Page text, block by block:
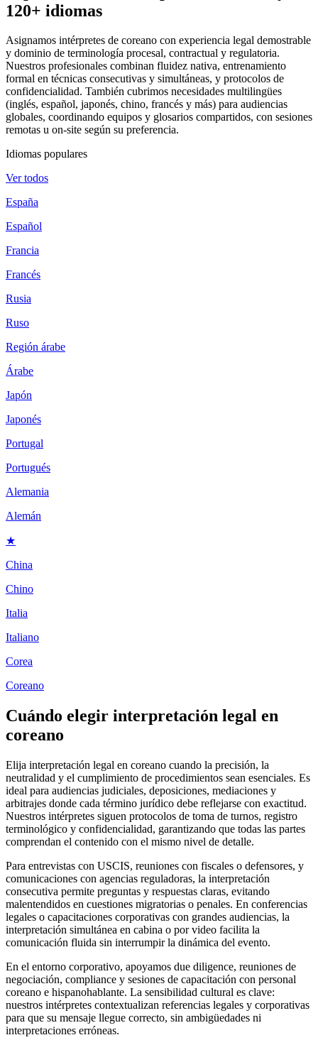
120+ idiomas
Asignamos intérpretes de coreano con experiencia legal demostrable
y dominio de terminología procesal, contractual y regulatoria.
Nuestros profesionales combinan fluidez nativa, entrenamiento
formal en técnicas consecutivas y simultáneas, y protocolos de
confidencialidad. También cubrimos necesidades multilingües
(inglés, español, japonés, chino, francés y más) para audiencias
globales, coordinando equipos y glosarios compartidos, con sesiones
remotas u on‑site según su preferencia.
Idiomas populares
Ver todos
España
Español
Francia
Francés
Rusia
Ruso
Región árabe
Árabe
Japón
Japonés
Portugal
Portugués
Alemania
Alemán
★
China
Chino
Italia
Italiano
Corea
Coreano
Cuándo elegir interpretación legal en
coreano
Elija interpretación legal en coreano cuando la precisión, la
neutralidad y el cumplimiento de procedimientos sean esenciales. Es
ideal para audiencias judiciales, deposiciones, mediaciones y
arbitrajes donde cada término jurídico debe reflejarse con exactitud.
Nuestros intérpretes siguen protocolos de toma de turnos, registro
terminológico y confidencialidad, garantizando que todas las partes
comprendan el contenido con el mismo nivel de detalle.
Para entrevistas con USCIS, reuniones con fiscales o defensores, y
comunicaciones con agencias reguladoras, la interpretación
consecutiva permite preguntas y respuestas claras, evitando
malentendidos en cuestiones migratorias o penales. En conferencias
legales o capacitaciones corporativas con grandes audiencias, la
interpretación simultánea en cabina o por video facilita la
comunicación fluida sin interrumpir la dinámica del evento.
En el entorno corporativo, apoyamos due diligence, reuniones de
negociación, compliance y sesiones de capacitación con personal
coreano e hispanohablante. La sensibilidad cultural es clave:
nuestros intérpretes contextualizan referencias legales y corporativas
para que su mensaje llegue correcto, sin ambigüedades ni
interpretaciones erróneas.